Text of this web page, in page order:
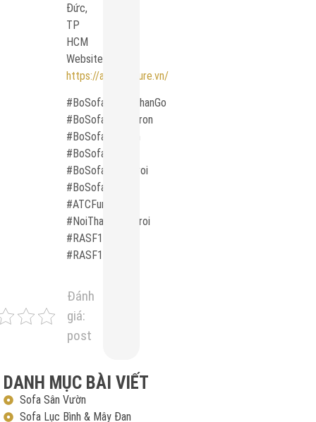
Đức,
TP
HCM
Website:
https://atcfurniture.vn/
#BoSofaDayDuChanGo
#BoSofaDayDuTron
#BoSofaNhoGon
#BoSofaDayDu
#BoSofaNgoaiTroi
#BoSofaATC
#ATCFurniture
#NoiThatNgoaiTroi
#RASF168
#RASF170
Đánh
giá:
post
DANH MỤC BÀI VIẾT
Sofa Sân Vườn
Sofa Lục Bình & Mây Đan